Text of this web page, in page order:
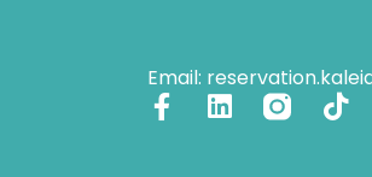
Email: